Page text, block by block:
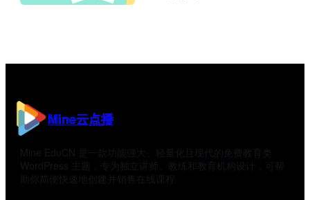
Mine云点播
Mine EduCN 是一款功能强大、轻量化且现代的免费教育类
WordPress 主题，专为独立讲师、教练和教育机构设计，可帮
助你简便快速地创建并销售在线课程